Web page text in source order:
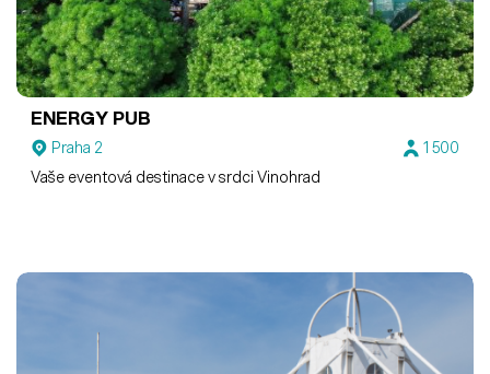
ENERGY PUB
Praha 2
1 500
Vaše eventová destinace v srdci Vinohrad